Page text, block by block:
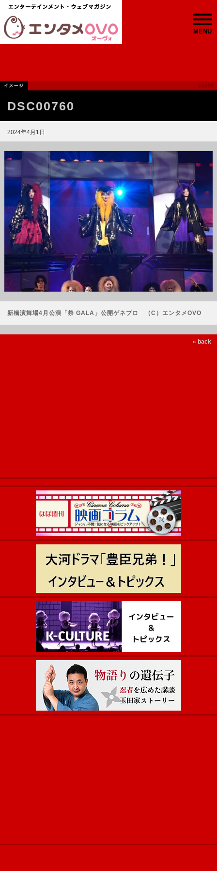
MENU
DSC00760
2024年4月1日
新橋演舞場4月公演「祭 GALA」公開ゲネプロ （C）エンタメOVO
« back